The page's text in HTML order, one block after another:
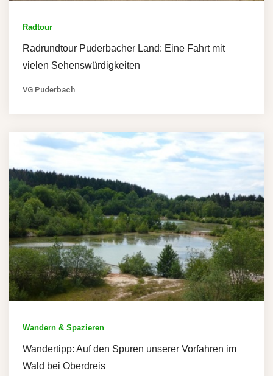
Radtour
Radrundtour Puderbacher Land: Eine Fahrt mit
vielen Sehenswürdigkeiten
VG Puderbach
Wandern & Spazieren
Wandertipp: Auf den Spuren unserer Vorfahren im
Wald bei Oberdreis